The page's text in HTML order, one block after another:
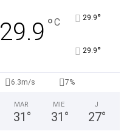
29.9 °C 29.9°
29.9°
6.3m/s 7%
MAR
31 °
MIE
31 °
J
27°